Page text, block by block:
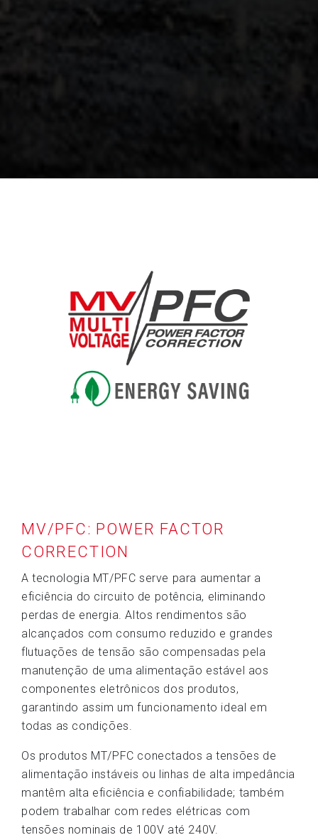
MV/PFC: POWER FACTOR
CORRECTION
A tecnologia MT/PFC serve para aumentar a
eficiência do circuito de potência, eliminando
perdas de energia. Altos rendimentos são
alcançados com consumo reduzido e grandes
flutuações de tensão são compensadas pela
manutenção de uma alimentação estável aos
componentes eletrônicos dos produtos,
garantindo assim um funcionamento ideal em
todas as condições.
Os produtos MT/PFC conectados a tensões de
alimentação instáveis ​​ou linhas de alta impedância
mantêm alta eficiência e confiabilidade; também
podem trabalhar com redes elétricas com
tensões nominais de 100V até 240V.